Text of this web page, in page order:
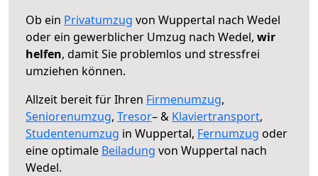
Ob ein Privatumzug von Wuppertal nach Wedel
oder ein gewerblicher Umzug nach Wedel, wir
helfen, damit Sie problemlos und stressfrei
umziehen können.
Allzeit bereit für Ihren Firmenumzug,
Seniorenumzug, Tresor– & Klaviertransport,
Studentenumzug in Wuppertal, Fernumzug oder
eine optimale Beiladung von Wuppertal nach
Wedel.